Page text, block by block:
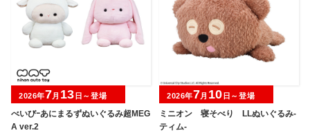
べいびｰあにまるずぬいぐるみ超MEG
A ver.2
2026年7月 13 日～登場
ミニオン 寝そべり LLぬいぐるみ‐
ティム‐
2026年7月 10 日～登場